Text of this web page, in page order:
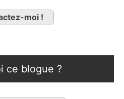
moi !
ce blogue ?